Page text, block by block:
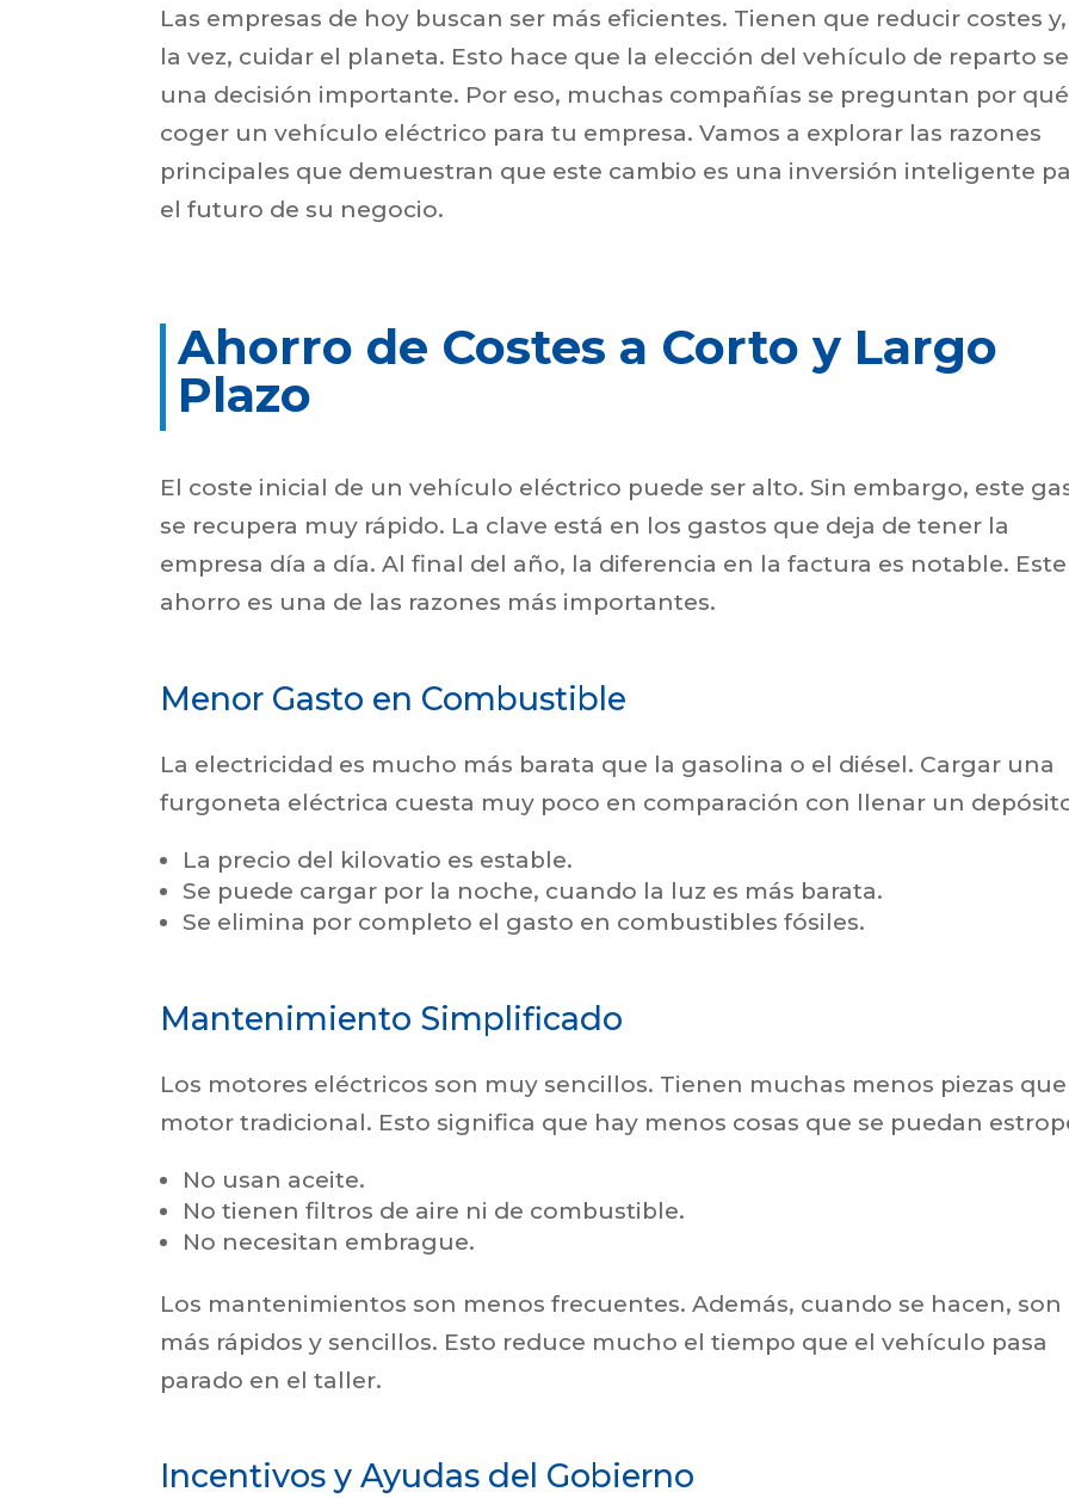
Las empresas de hoy buscan ser más eficientes. Tienen que reducir costes y,
la vez, cuidar el planeta. Esto hace que la elección del vehículo de reparto
una decisión importante. Por eso, muchas compañías se preguntan por qué
coger un vehículo eléctrico para tu empresa. Vamos a explorar las razones
principales que demuestran que este cambio es una inversión inteligente
el futuro de su negocio.
Ahorro de Costes a Corto y Largo
Plazo
El coste inicial de un vehículo eléctrico puede ser alto. Sin embargo, este
se recupera muy rápido. La clave está en los gastos que deja de tener la
empresa día a día. Al final del año, la diferencia en la factura es notable. Este
ahorro es una de las razones más importantes.
Menor Gasto en Combustible
La electricidad es mucho más barata que la gasolina o el diésel. Cargar una
furgoneta eléctrica cuesta muy poco en comparación con llenar un
La precio del kilovatio es estable.
Se puede cargar por la noche, cuando la luz es más barata.
Se elimina por completo el gasto en combustibles fósiles.
Mantenimiento Simplificado
Los motores eléctricos son muy sencillos. Tienen muchas menos piezas
motor tradicional. Esto significa que hay menos cosas que se puedan
No usan aceite.
No tienen filtros de aire ni de combustible.
No necesitan embrague.
Los mantenimientos son menos frecuentes. Además, cuando se hacen, son
más rápidos y sencillos. Esto reduce mucho el tiempo que el vehículo pasa
parado en el taller.
Incentivos y Ayudas del Gobierno